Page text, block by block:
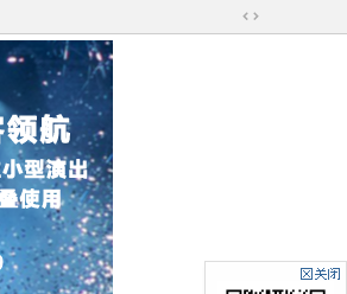
切